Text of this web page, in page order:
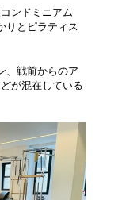
ンドミニアム
りとピラティス
、戦前からのア
が混在している